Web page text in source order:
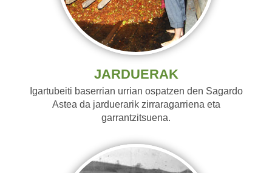
JARDUERAK
Igartubeiti baserrian urrian ospatzen den Sagardo
Astea da jarduerarik zirraragarriena eta
garrantzitsuena.